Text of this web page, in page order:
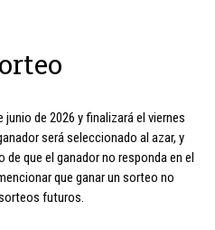
de 2026 y finalizará el viernes
será seleccionado al azar, y
que el ganador no responda en el
que ganar un sorteo no
futuros.